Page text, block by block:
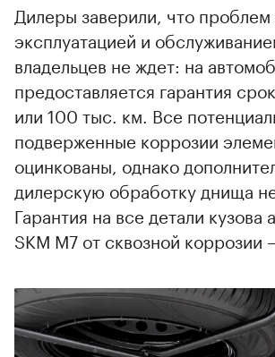
Дилеры заверили, что проблем
эксплуатацией и
владельцев не ждет: на
предоставляется гарантия
или 100 тыс. км. Все
подверженные коррозии
оцинкованы, однако
дилерскую обработку днища
Гарантия на все детали кузова
SKM M7 от сквозной коррозии